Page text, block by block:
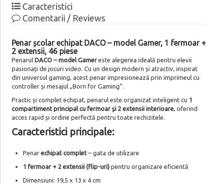
Caracteristici
Comentarii / Reviews
Penar școlar echipat DACO – model Gamer, 1 fermoar +
2 extensii, 46 piese
Penarul DACO – model Gamereste alegerea ideală pentru elevii
pasionați de jocuri video. Cu un design modern și atractiv, inspirat
din universul gaming, acest penar impresionează prin imprimeul cu
controller și mesajul „Born for Gaming”.
Practic și complet echipat, penarul este organizat inteligent cu 1
compartiment principal cu fermoar și 2 extensii interioare, oferind
acces rapid și ordine perfectă pentru toate rechizitele.
Caracteristici principale:
Penar echipat complet– gata de utilizare
1 fermoar + 2 extensii (flip-uri)pentru organizare eficientă
Dimensiuni: 19,5 x 13 x 4 cm